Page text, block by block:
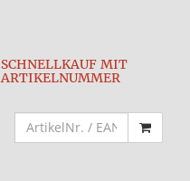
SCHNELLKAUF MIT
ARTIKELNUMMER